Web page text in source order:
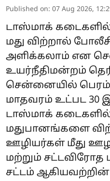
Published on: 07 Aug 2026,
டாஸ்மாக்
மது விற்றால்
அளிக்கலாம் என
உயர்நீதிமன்றம்
சென்னையில்
மாதவரம் உட்பட
டாஸ்மாக்
மதுபானங்களை
ஊழியர்கள் மீது
மற்றும்
சட்டம் ஆகியவற்றின்